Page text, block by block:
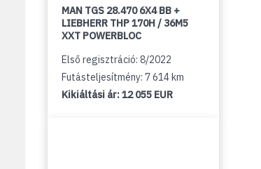
MAN TGS 28.470 6X4 BB +
LIEBHERR THP 170H / 36M5
XXT POWERBLOC
Első regisztráció: 8/2022
Futásteljesítmény: 7 614 km
Kikiáltási ár:12 055 EUR